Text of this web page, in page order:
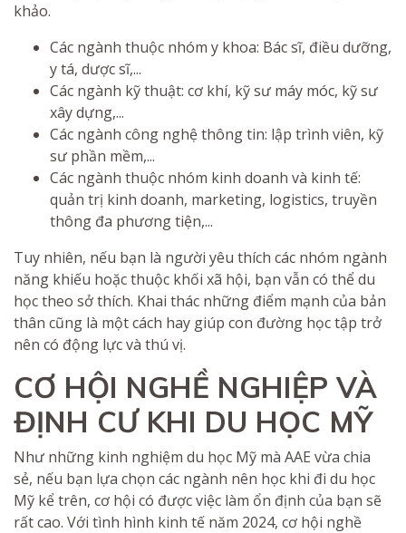
khảo.
Các ngành thuộc nhóm y khoa: Bác sĩ, điều dưỡng,
y tá, dược sĩ,...
Các ngành kỹ thuật: cơ khí, kỹ sư máy móc, kỹ sư
xây dựng,...
Các ngành công nghệ thông tin: lập trình viên, kỹ
sư phần mềm,...
Các ngành thuộc nhóm kinh doanh và kinh tế:
quản trị kinh doanh, marketing, logistics, truyền
thông đa phương tiện,...
Tuy nhiên, nếu bạn là người yêu thích các nhóm ngành
năng khiếu hoặc thuộc khối xã hội, bạn vẫn có thể du
học theo sở thích. Khai thác những điểm mạnh của bản
thân cũng là một cách hay giúp con đường học tập trở
nên có động lực và thú vị.
CƠ HỘI NGHỀ NGHIỆP VÀ
ĐỊNH CƯ KHI DU HỌC MỸ
Như những kinh nghiệm du học Mỹ mà AAE vừa chia
sẻ, nếu bạn lựa chọn các ngành nên học khi đi du học
Mỹ kể trên, cơ hội có được việc làm ổn định của bạn sẽ
rất cao. Với tình hình kinh tế năm 2024, cơ hội nghề